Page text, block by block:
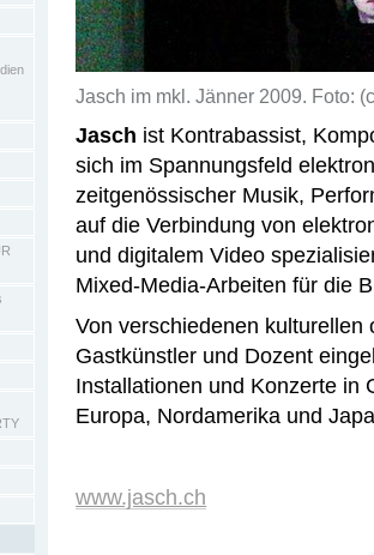
Jasch im mkl. Jänner 2009. Foto:
Jasch ist Kontrabassist,
sich im Spannungsfeld
zeitgenössischer Musik,
auf die Verbindung von
und digitalem Video
Mixed-Media-Arbeiten für die
Von verschiedenen
Gastkünstler und Dozent
Installationen und Konzerte in
Europa, Nordamerika und
www.jasch.ch